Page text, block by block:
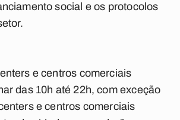
social e os protocolos
e centros comerciais
das 10h até 22h, com exceção
e centros comerciais